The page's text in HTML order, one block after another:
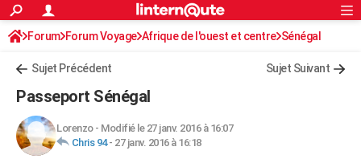
ACTUALITÉS
Politique
Société
Faits Divers
Education
Monde
Villes
+
FINANCE
Retraite
Impôts
Epargne
Immobilier
Risques naturels par ville
Banque
Assurance
Crédit
AUTO
Rechercher
S'inscrire
Connexion
Forum Forum Voyage Afrique de l'ouest et centre Sénégal
Sujet Précédent Sujet Suivant
Passeport Sénégal
Lorenzo- Modifié le 27 janv. 2016 à 16:07
Chris 94- 27 janv. 2016 à 16:18